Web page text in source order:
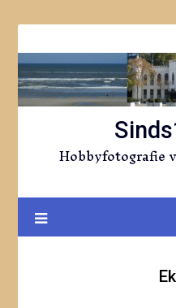
naar
inhoud
Hobbyfotografie